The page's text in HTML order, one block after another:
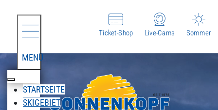
MENÜ
STARTSEITE
SKIGEBIET
Sommer
Live-Cams
Ticket-Shop